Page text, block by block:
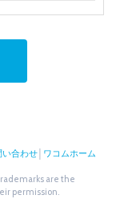
い合わせ ワコムホーム
are the
permission.